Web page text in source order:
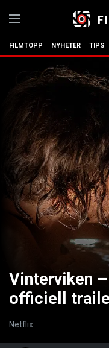
FILMTOPP NYHETER TIPS
Vinterviken
officiell
Netflix